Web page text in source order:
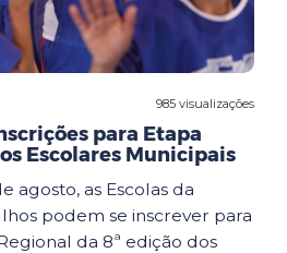
985 visualizações
para Etapa
Escolares Municipais
agosto, as Escolas da
podem se inscrever para
da 8ª edição dos